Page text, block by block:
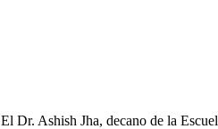
El Dr. Ashish Jha, decano de la